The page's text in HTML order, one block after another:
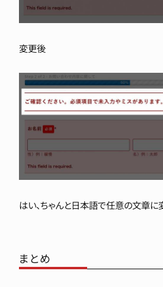
変更後
はい、ちゃんと日本語で任意の文章に
まとめ